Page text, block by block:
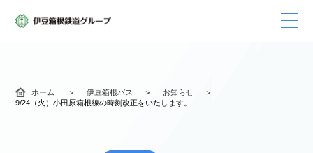
ホーム 伊豆箱根バス
お知らせ
9/24（火）小田原箱根線の時刻改正をいたします。